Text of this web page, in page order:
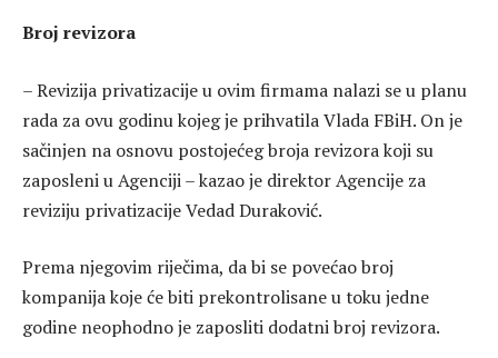
Broj revizora
– Revizija privatizacije u ovim firmama nalazi se u planu
rada za ovu godinu kojeg je prihvatila Vlada FBiH. On je
sačinjen na osnovu postojećeg broja revizora koji su
zaposleni u Agenciji – kazao je direktor Agencije za
reviziju privatizacije Vedad Duraković.
Prema njegovim riječima, da bi se povećao broj
kompanija koje će biti prekontrolisane u toku jedne
godine neophodno je zaposliti dodatni broj revizora.